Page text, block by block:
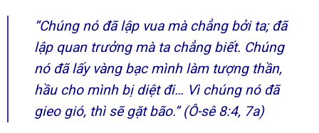
“Chúng nó đã lập vua mà chẳng bởi ta; đã
lập quan trưởng mà ta chẳng biết. Chúng
nó đã lấy vàng bạc mình làm tượng thần,
hầu cho mình bị diệt đi… Vì chúng nó đã
gieo gió, thì sẽ gặt bão.” (Ô-sê 8:4, 7a)